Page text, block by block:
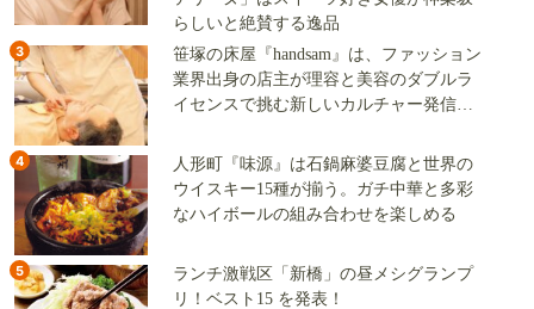
らしいと絶賛する逸品
3
笹塚の床屋『handsam』は、ファッション
業界出身の店主が理容と美容のダブルラ
イセンスで挑む新しいカルチャー発信基
4
人形町『味源』は石鍋麻婆豆腐と世界の
ウイスキー15種が揃う。ガチ中華と多彩
なハイボールの組み合わせを楽しめる
5
ランチ激戦区「新橋」の昼メシグランプ
リ！ベスト15 を発表！